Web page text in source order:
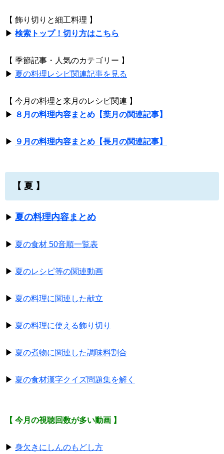
【 飾り切りと細工料理 】
▶ 検索トップ！切り方はこちら
【 季節記事・人気のカテゴリー 】
▶ 夏の料理レシピ関連記事を見る
【 今月の料理と来月のレシピ関連 】
▶ ８月の料理内容まとめ【葉月の関連記事】
▶ ９月の料理内容まとめ【長月の関連記事】
【 夏 】
▶ 夏の料理内容まとめ
▶ 夏の食材 50音順一覧表
▶ 夏のレシピ等の関連動画
▶ 夏の料理に関連した献立
▶ 夏の料理に使える飾り切り
▶ 夏の煮物に関連した調味料割合
▶ 夏の食材漢字クイズ問題集を解く
【 今月の視聴回数が多い動画 】
▶ 身欠きにしんのもどし方